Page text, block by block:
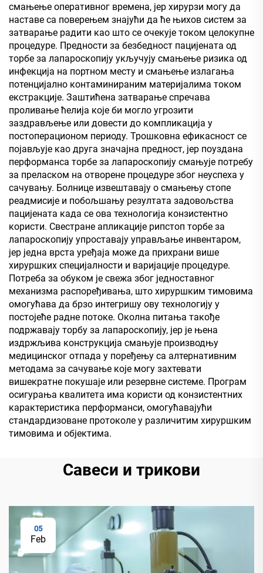
смањење оперативног времена, јер хирурзи могу да
наставе са поверењем знајући да ће њихов систем за
затварање радити као што се очекује током целокупне
процедуре. Предности за безбедност пацијената од
торбе за лапароскопију укључују смањење ризика од
инфекција на портном месту и смањење излагања
потенцијално контаминираним материјалима током
екстракције. Заштићена затварање спречава
проливање ћелија које би могло угрозити
заздрављење или довести до компликација у
постоперационом периоду. Трошковна ефикасност се
појављује као друга значајна предност, јер поуздана
перформанса торбе за лапароскопију смањује потребу
за преласком на отворене процедуре због неуспеха у
сачувању. Болнице извештавају о смањењу стопе
реадмисије и побољшању резултата задовољства
пацијената када се ова технологија конзистентно
користи. Свестране апликације рипстоп торбе за
лапароскопију упроставају управљање инвентаром,
јер једна врста уређаја може да прихрани више
хируршких специјалности и варијације процедуре.
Потреба за обуком је свежа због једноставног
механизма распоређивања, што хируршким тимовима
омогућава да брзо интегришу ову технологију у
постојеће радне потоке. Околна питања такође
подржавају торбу за лапароскопију, јер је њена
издржљива конструкција смањује производњу
медицинског отпада у поређењу са алтернативним
методама за сачување које могу захтевати
вишекратне покушаје или резервне системе. Програм
осигурања квалитета има користи од конзистентних
карактеристика перформанси, омогућавајући
стандардизоване протоколе у различитим хируршким
тимовима и објектима.
Савеси и трикови
05
Feb